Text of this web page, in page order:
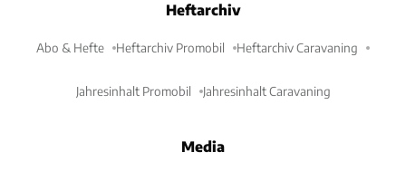
Heftarchiv
Abo & Hefte Heftarchiv Promobil Heftarchiv Caravaning
Jahresinhalt Promobil Jahresinhalt Caravaning
Media